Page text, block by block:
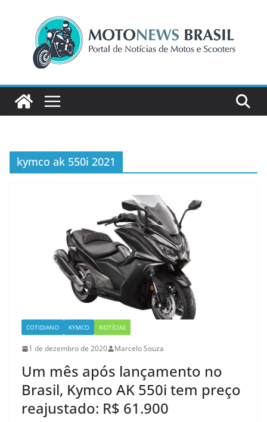
conteúdo
kymco ak 550i 2021
COTIDIANO KYMCO NOTÍCIAS
1 de dezembro de 2020 Marcelo Souza
Um mês após lançamento no
Brasil, Kymco AK 550i tem preço
reajustado: R$ 61.900